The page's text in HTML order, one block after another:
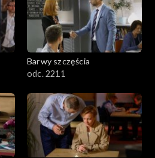
Barwy szczęścia
odc. 2211